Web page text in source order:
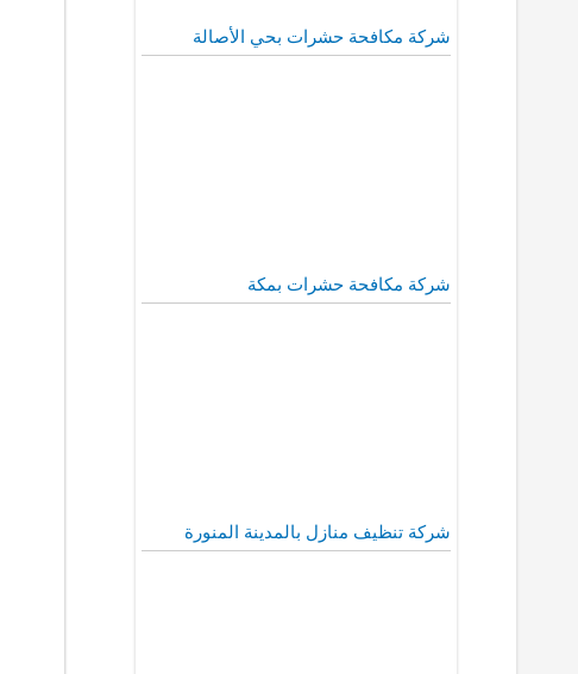
شركة مكافحة حشرات بحي الأصالة
شركة مكافحة حشرات بمكة
شركة تنظيف منازل بالمدينة المنورة